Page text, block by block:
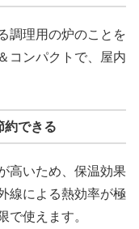
調理用の炉のことを
コンパクトで、屋内
約できる
高いため、保温効果
線による熱効率が極
で使えます。